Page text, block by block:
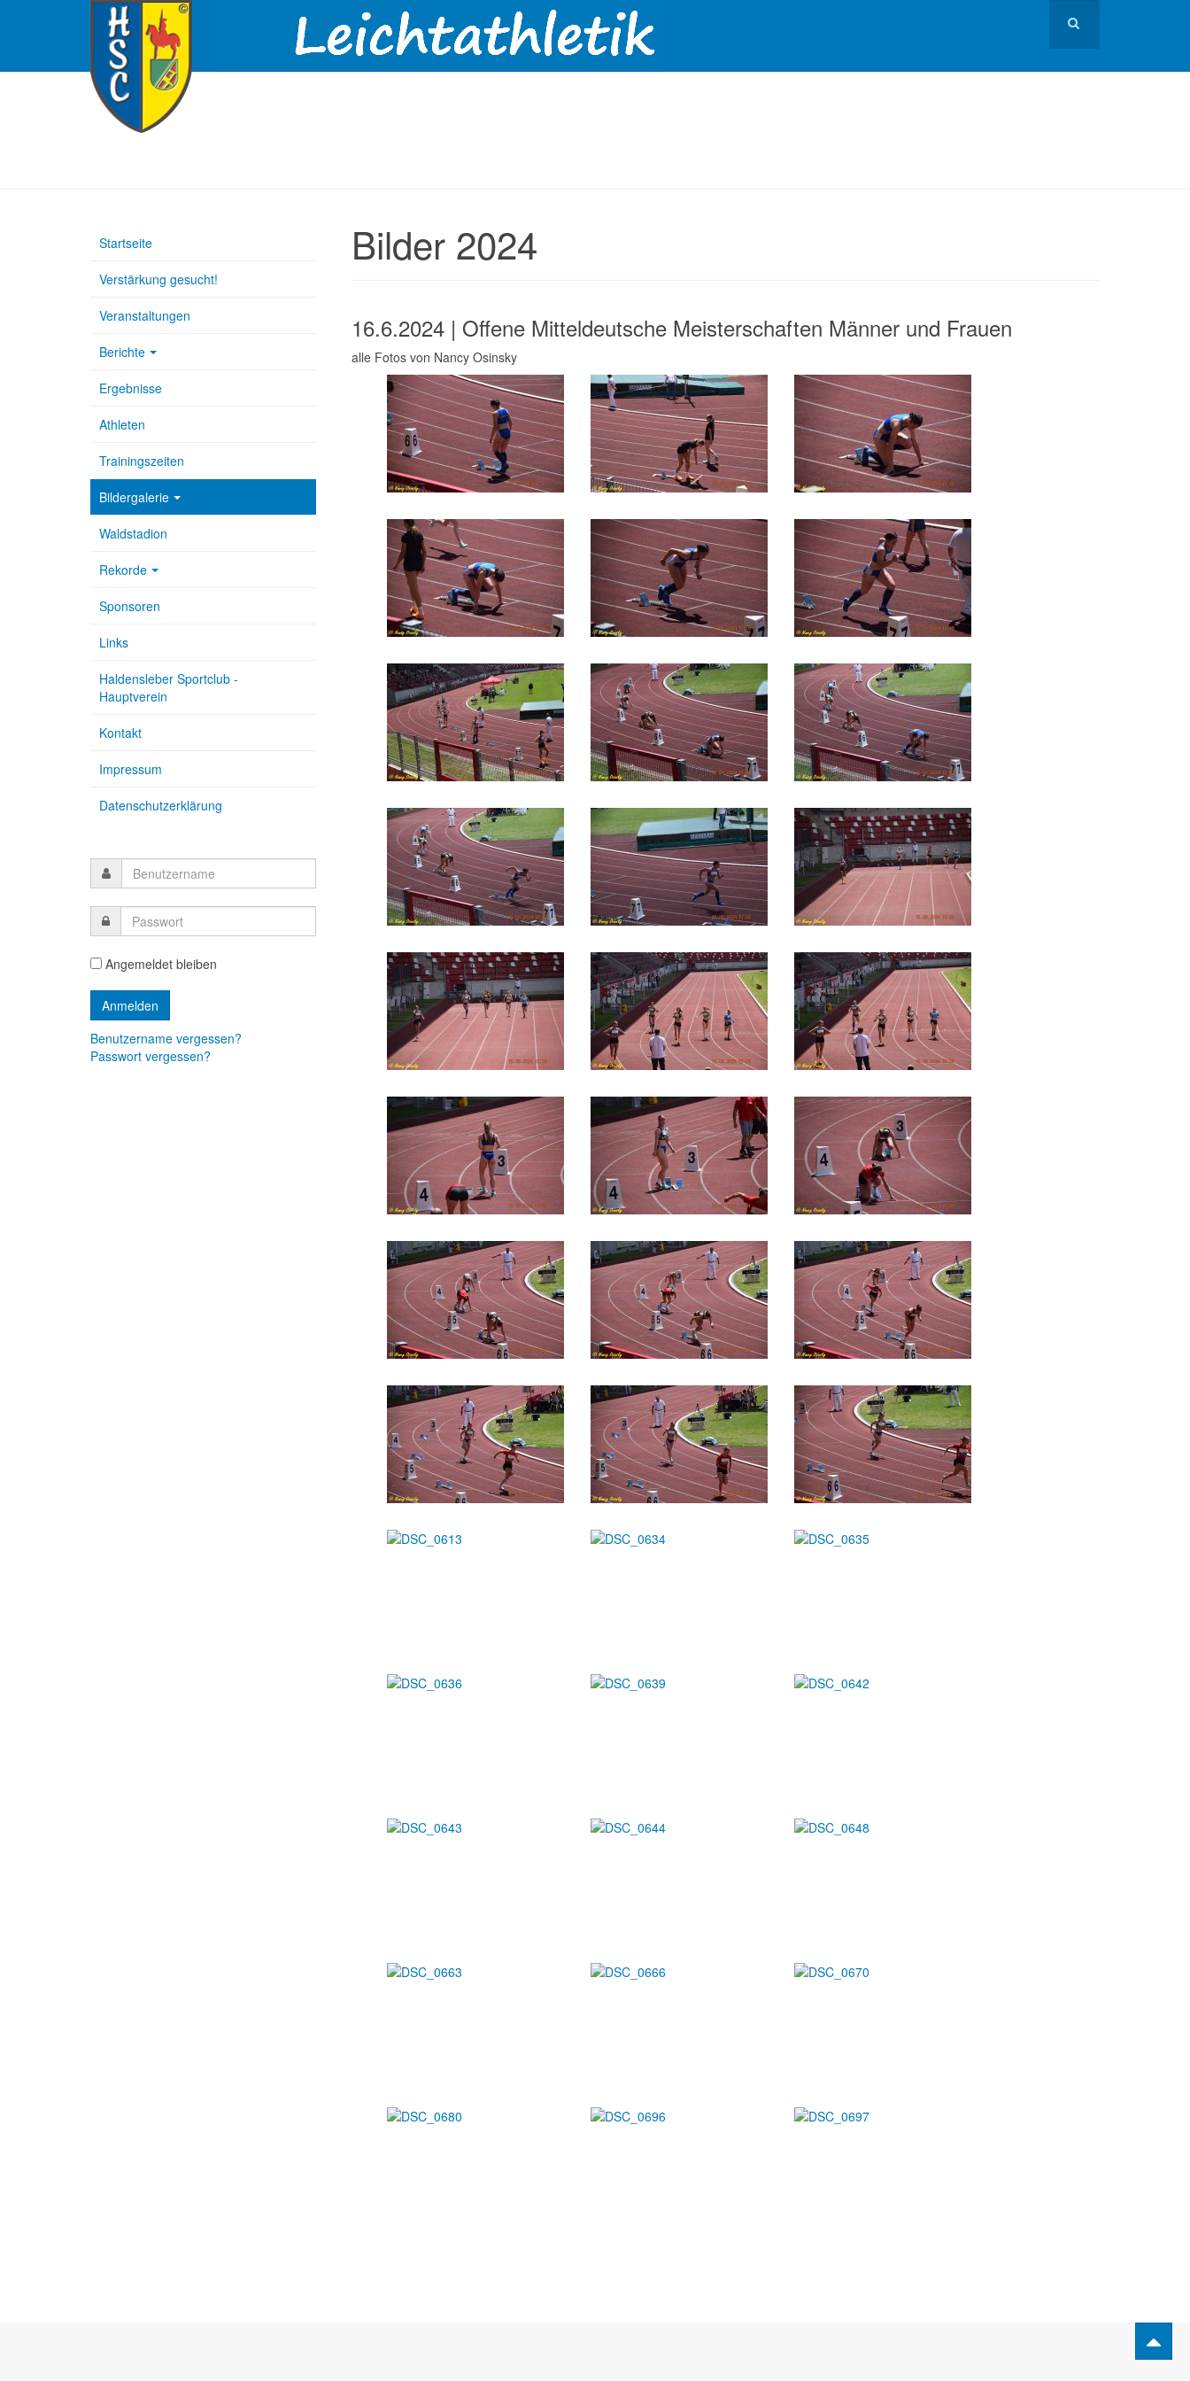
Bilder 2024
16.6.2024 | Offene Mitteldeutsche Meisterschaften Männer und Frauen
alle Fotos von Nancy Osinsky
Startseite
Verstärkung gesucht!
Veranstaltungen
Berichte
Ergebnisse
Athleten
Trainingszeiten
Bildergalerie
Waldstadion
Rekorde
Sponsoren
Links
Haldensleber Sportclub -
Hauptverein
Kontakt
Impressum
Datenschutzerklärung
Angemeldet bleiben
Benutzername vergessen?
Passwort vergessen?